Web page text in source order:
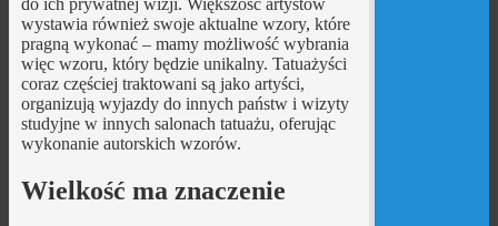
do ich prywatnej wizji. Większość artystów
wystawia również swoje aktualne wzory, które
pragną wykonać – mamy możliwość wybrania
więc wzoru, który będzie unikalny. Tatuażyści
coraz częściej traktowani są jako artyści,
organizują wyjazdy do innych państw i wizyty
studyjne w innych salonach tatuażu, oferując
wykonanie autorskich wzorów.
Wielkość ma znaczenie